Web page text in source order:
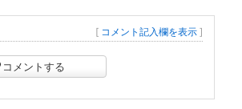
[ コメント記入欄を表示 ]
コメントする